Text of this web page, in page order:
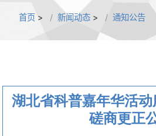
首页 > 新闻动态 > 通知公告
湖北省科普嘉年华活
磋商更正